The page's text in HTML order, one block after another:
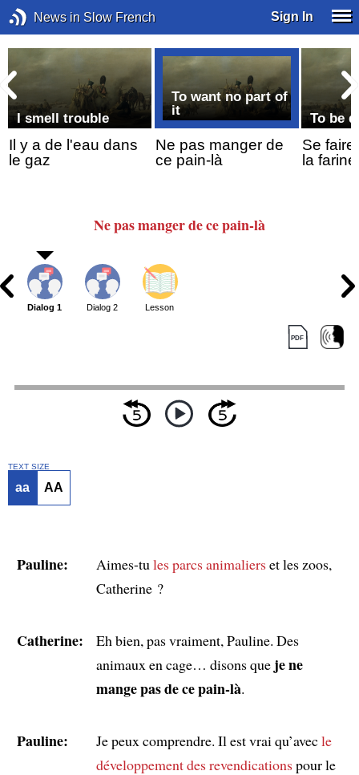
News in Slow French Sign In
I smell trouble
Il y a de l'eau dans
le gaz
To want no part of
it
Ne pas manger de
ce pain-là
To be
Se
la farine
Ne pas mangerde ce pain-là
Dialog 1 Dialog 2 Lesson
TEXT SIZE
aa AA
Pauline: Aimes-tu les parcs animalierset les zoos,
Catherine ?
Catherine:
Eh bien, pas vraiment, Pauline. Des
animaux en cage… disons que je ne
mange pas de ce pain-là.
Pauline: Je peux comprendre. Il est vrai qu’avecle
développement des revendicationspour le